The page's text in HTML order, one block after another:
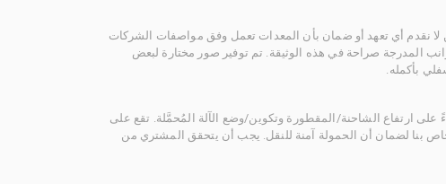
نقدم أي تعهد أو ضمان بأن المعدات تعمل وفق مواصفات الشركات
المدرجة صراحة في هذه الوثيقة. تم توفير صور مختارة لبعض
بأكمله.
على ارتفاع الشاحنة/المقطورة وتكوين/وضع الآلة المُحمَّلة. تقع على
بنا لضمان أن الحمولة آمنة للنقل. يجب أن يتحقق المشتري من